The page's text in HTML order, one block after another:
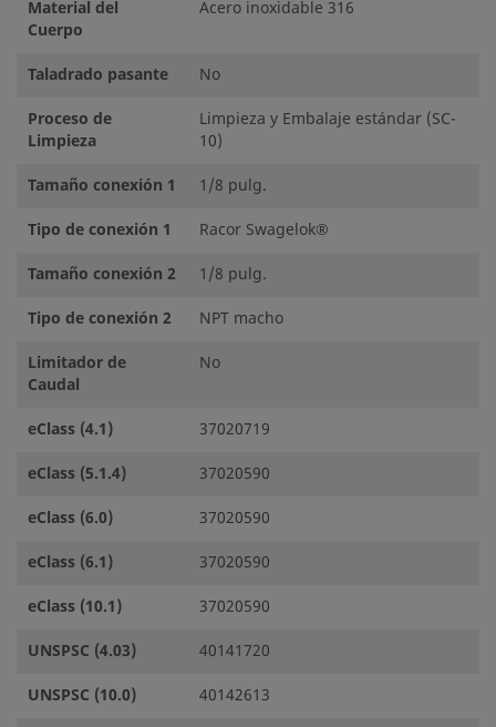
Material del
Cuerpo
Acero inoxidable 316
Taladrado pasante
No
Proceso de
Limpieza
Limpieza y Embalaje estándar (SC-
10)
Tamaño conexión 1
1/8 pulg.
Tipo de conexión 1
Racor Swagelok®
Tamaño conexión 2
1/8 pulg.
Tipo de conexión 2
NPT macho
Limitador de
Caudal
No
eClass (4.1)
37020719
eClass (5.1.4)
37020590
eClass (6.0)
37020590
eClass (6.1)
37020590
eClass (10.1)
37020590
UNSPSC (4.03)
40141720
UNSPSC (10.0)
40142613